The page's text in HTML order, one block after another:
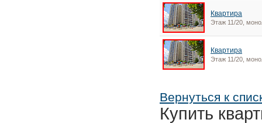
Квартира
Этаж 11/20,
Квартира
Этаж 11/20,
Вернуться к
Купить